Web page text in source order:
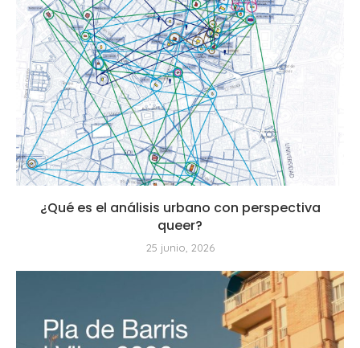
¿Qué es el análisis urbano con perspectiva
queer?
25 junio, 2026